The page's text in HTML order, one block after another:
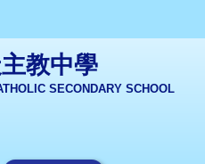
教中學
SECONDARY SCHOOL